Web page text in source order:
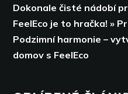
Dokonale čisté nádobí
FeelEco je to hračka! »
Podzimní harmonie –
domov s FeelEco